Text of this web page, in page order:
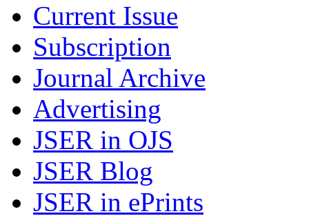
Current Issue
Subscription
Journal Archive
Advertising
JSER in OJS
JSER Blog
JSER in ePrints